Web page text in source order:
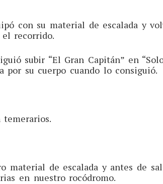
con su material de escalada y
recorrido.
subir “El Gran Capitán” en
su cuerpo cuando lo consiguió.
material de escalada y antes de
en nuestro rocódromo.